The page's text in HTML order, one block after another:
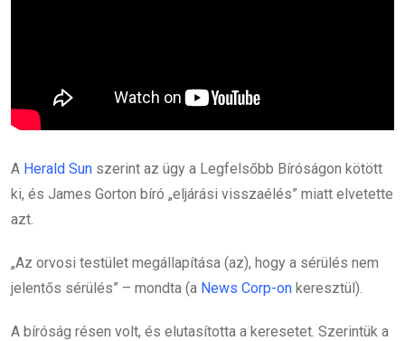
A Herald Sun szerint az ügy a Legfelsőbb Bíróságon kötött
ki, és James Gorton bíró „eljárási visszaélés” miatt elvetette
azt.
„Az orvosi testület megállapítása (az), hogy a sérülés nem
jelentős sérülés” – mondta (a News Corp-on keresztül).
A bíróság résen volt, és elutasította a keresetet. Szerintük a